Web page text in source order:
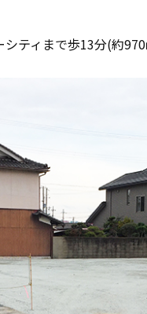
ティまで歩13分(約